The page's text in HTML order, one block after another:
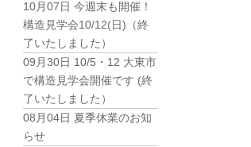
10月07日 今週末も開催！
構造見学会10/12(日)（終
了いたしました）
09月30日 10/5・12 大東市
で構造見学会開催です (終
了いたしました）
08月04日 夏季休業のお知
らせ